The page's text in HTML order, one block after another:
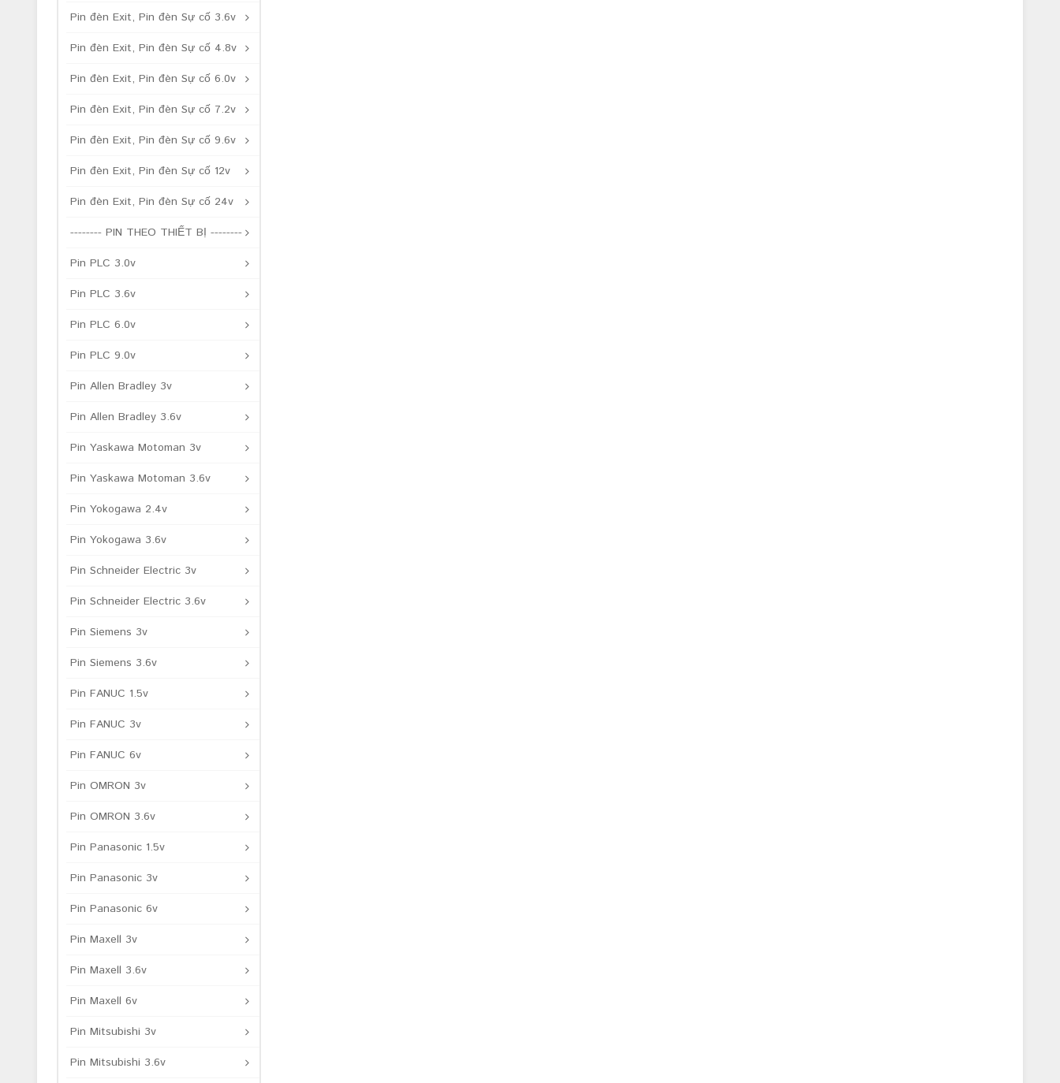
Pin đèn Exit, Pin đèn Sự cố 3.6v
Pin đèn Exit, Pin đèn Sự cố 4.8v
Pin đèn Exit, Pin đèn Sự cố 6.0v
Pin đèn Exit, Pin đèn Sự cố 7.2v
Pin đèn Exit, Pin đèn Sự cố 9.6v
Pin đèn Exit, Pin đèn Sự cố 12v
Pin đèn Exit, Pin đèn Sự cố 24v
-------- PIN THEO THIẾT BỊ --------
Pin PLC 3.0v
Pin PLC 3.6v
Pin PLC 6.0v
Pin PLC 9.0v
Pin Allen Bradley 3v
Pin Allen Bradley 3.6v
Pin Yaskawa Motoman 3v
Pin Yaskawa Motoman 3.6v
Pin Yokogawa 2.4v
Pin Yokogawa 3.6v
Pin Schneider Electric 3v
Pin Schneider Electric 3.6v
Pin Siemens 3v
Pin Siemens 3.6v
Pin FANUC 1.5v
Pin FANUC 3v
Pin FANUC 6v
Pin OMRON 3v
Pin OMRON 3.6v
Pin Panasonic 1.5v
Pin Panasonic 3v
Pin Panasonic 6v
Pin Maxell 3v
Pin Maxell 3.6v
Pin Maxell 6v
Pin Mitsubishi 3v
Pin Mitsubishi 3.6v